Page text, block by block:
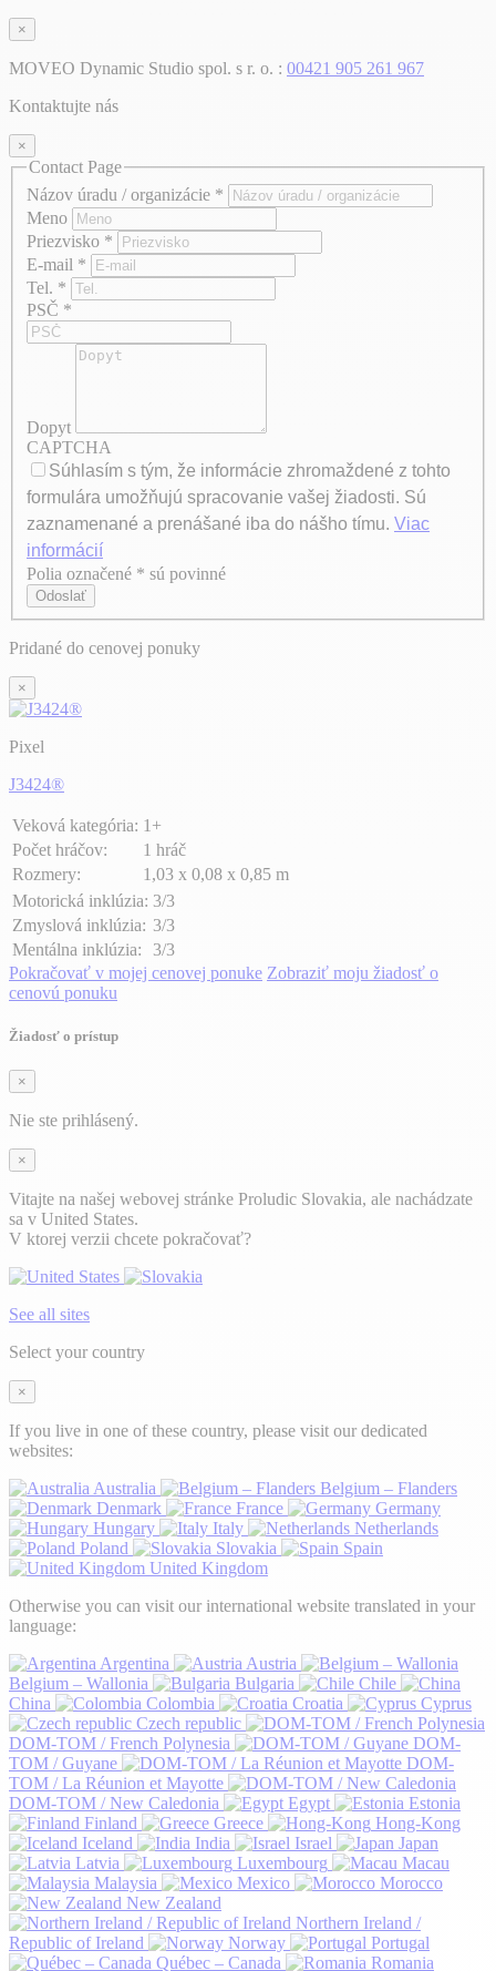
×
MOVEO Dynamic Studio spol. s r. o. : 00421 905 261 967
Kontaktujte nás
×
Contact Page
Názov úradu / organizácie *
Meno
Priezvisko *
E-mail *
Tel. *
PSČ *
Dopyt
CAPTCHA
Súhlasím s tým, že informácie zhromaždené z tohto
formulára umožňujú spracovanie vašej žiadosti. Sú
zaznamenané a prenášané iba do nášho tímu. Viac
informácií
Axeptio consent
Polia označené * sú povinné
Odoslať
Pridané do cenovej ponuky
×
Pixel
J3424®
Veková kategória: 1+
Počet hráčov:
1 hráč
Rozmery:
1,03 x 0,08 x 0,85 m
Motorická inklúzia: 3/3
Zmyslová inklúzia: 3/3
Mentálna inklúzia:
3/3
Pokračovať v mojej cenovej ponuke Zobraziť moju žiadosť o
cenovú ponuku
Žiadosť o prístup
×
Nie ste prihlásený.
×
Vitajte na našej webovej stránke Proludic Slovakia, ale nachádzate
sa v United States.
V ktorej verzii chcete pokračovať?
See all sites
Select your country
×
If you live in one of these country, please visit our dedicated
websites:
Australia
Belgium – Flanders
Denmark
France
Germany
Hungary
Italy
Netherlands
Poland
Slovakia
Spain
United Kingdom
Otherwise you can visit our international website translated in your
language:
Argentina
Austria
Belgium – Wallonia
Bulgaria
Chile
China
Colombia Croatia
Cyprus
Czech republic
DOM-TOM / French Polynesia
DOM-
TOM / Guyane
DOM-
TOM / La Réunion et Mayotte
DOM-TOM / New Caledonia
Egypt
Estonia
Finland
Greece
Hong-Kong
Iceland
India Israel
Japan
Latvia
Luxembourg
Macau
Malaysia
Mexico
Morocco
New Zealand
Northern Ireland /
Republic of Ireland
Norway
Portugal
Québec – Canada
Romania